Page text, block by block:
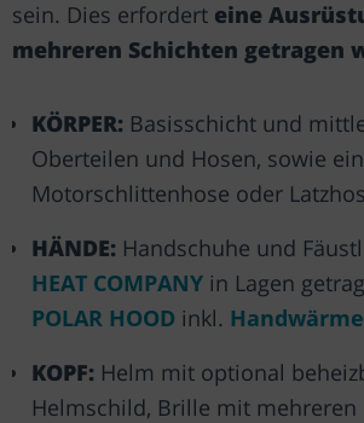
sein. Dies erfordert eine
mehreren Schichten getragen
KÖRPER: Basisschicht und
Oberteilen und Hosen, sowie
Motorschlittenhose oder
HÄNDE: Handschuhe und
HEAT COMPANY in Lagen
POLAR HOOD inkl.
KOPF: Helm mit optional
Helmschild, Brille mit mehreren